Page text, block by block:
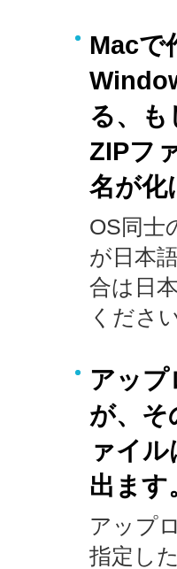
Macで
る、
ZIPフ
名が化
OS同士
が日本
合は日
くださ
アッ
が、そ
ァイ
出ます
アップ
指定し